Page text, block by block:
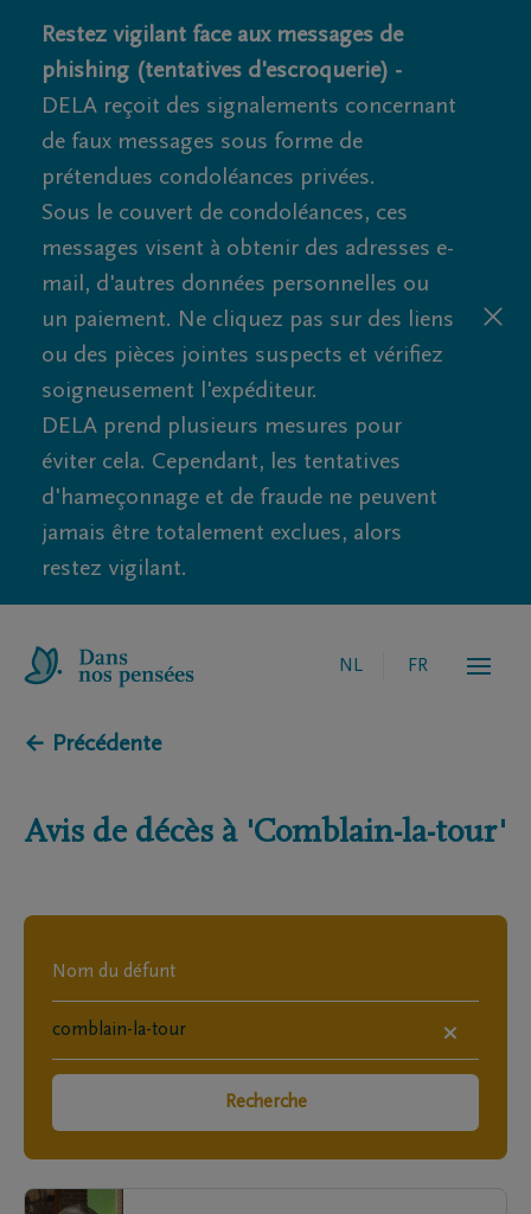
Restez vigilant face aux messages de
phishing (tentatives d'escroquerie) -
DELA reçoit des signalements concernant
de faux messages sous forme de
prétendues condoléances privées.
Sous le couvert de condoléances, ces
messages visent à obtenir des adresses e-
mail, d'autres données personnelles ou
un paiement. Ne cliquez pas sur des liens
ou des pièces jointes suspects et vérifiez
soigneusement l'expéditeur.
DELA prend plusieurs mesures pour
éviter cela. Cependant, les tentatives
d'hameçonnage et de fraude ne peuvent
jamais être totalement exclues, alors
restez vigilant.
NL FR
← Précédente
Avis de décès à 'Comblain-la-tour'
×
Recherche